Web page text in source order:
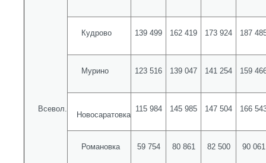
Всевол.
Кудрово 139 499 162 419 173 924 187
Мурино 123 516 139 047 141 254 159
Новосаратовка
115 984 145 985 147 504 166
Романовка 59 754 80 861 82 500 90 061